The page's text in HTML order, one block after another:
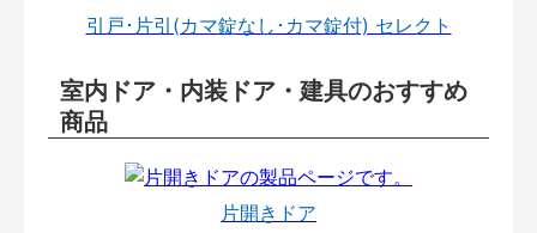
引戸･片引(カマ錠なし･カマ錠付) セレクト
室内ドア・内装ドア・建具のおすすめ
商品
片開きドア